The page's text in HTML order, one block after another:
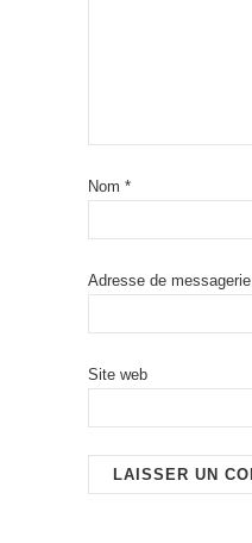
Nom *
Adresse de messagerie
Site web